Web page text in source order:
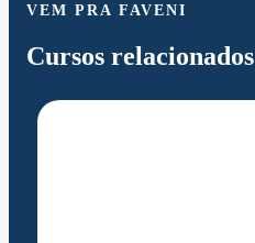
VEM PRA FAVENI
Cursos relacionados